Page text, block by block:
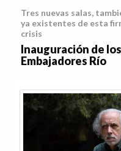
Tres nuevas salas,
ya existentes de esta
crisis
Inauguración de
Embajadores Río